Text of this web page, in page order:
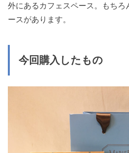
外にあるカフェスペース。もちろ
ースがあります。
今回購入したもの